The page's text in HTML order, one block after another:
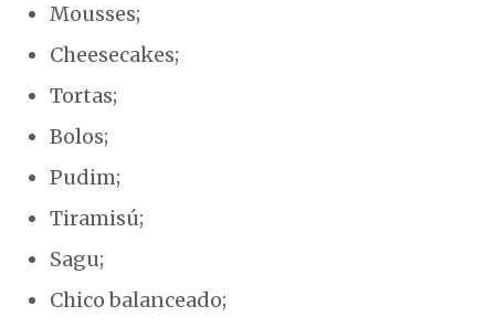
Mousses;
Cheesecakes;
Tortas;
Bolos;
Pudim;
Tiramisú;
Sagu;
Chico balanceado;